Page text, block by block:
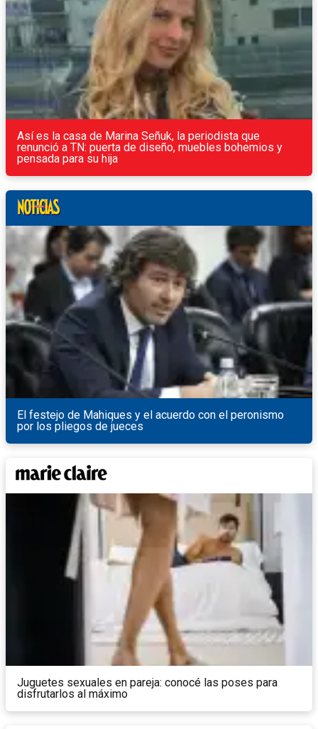
Así es la casa de Marina Señuk, la periodista que
renunció a TN: puerta de diseño, muebles bohemios y
pensada para su hija
El festejo de Mahiques y el acuerdo con el peronismo
por los pliegos de jueces
Juguetes sexuales en pareja: conocé las poses para
disfrutarlos al máximo